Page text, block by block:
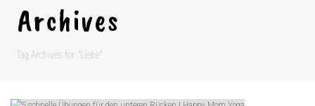
Archives
Tag Archives for: "Liebe"